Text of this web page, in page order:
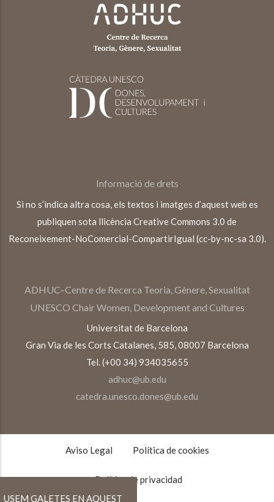
Informació de drets
Si no s’indica altra cosa, els textos i imatges d’aquest web es
publiquen sota llicència Creative Commons 3.0 de
Reconeixement-NoComercial-CompartirIgual (cc-by-nc-sa 3.0).
ADHUC–Centre de Recerca Teoria, Gènere, Sexualitat
UNESCO Chair Women, Development and Cultures
Universitat de Barcelona
Gran Via de les Corts Catalanes, 585, 08007 Barcelona
Tel. (+00 34) 934035655
adhuc@ub.edu
catedra.unesco.dones@ub.edu
TEXTOS
Aviso Legal Política de cookies
Política de privacidad
USEM GALETES EN AQUEST